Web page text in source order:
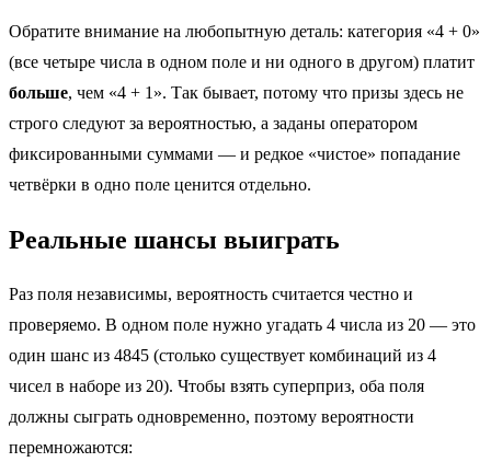
Обратите внимание на любопытную деталь: категория «4 + 0»
(все четыре числа в одном поле и ни одного в другом) платит
больше, чем «4 + 1». Так бывает, потому что призы здесь не
строго следуют за вероятностью, а заданы оператором
фиксированными суммами — и редкое «чистое» попадание
четвёрки в одно поле ценится отдельно.
Реальные шансы выиграть
Раз поля независимы, вероятность считается честно и
проверяемо. В одном поле нужно угадать 4 числа из 20 — это
один шанс из 4845 (столько существует комбинаций из 4
чисел в наборе из 20). Чтобы взять суперприз, оба поля
должны сыграть одновременно, поэтому вероятности
перемножаются: